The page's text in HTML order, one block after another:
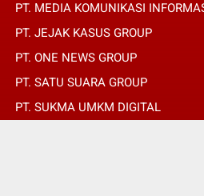
PT. MEDIA KOMUNIKASI
PT. JEJAK KASUS GROUP
PT. ONE NEWS GROUP
PT. SATU SUARA GROUP
PT. SUKMA UMKM DIGITAL